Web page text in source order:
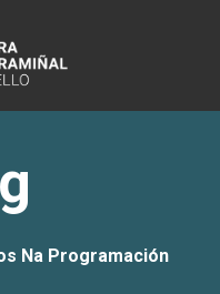
Na Programación